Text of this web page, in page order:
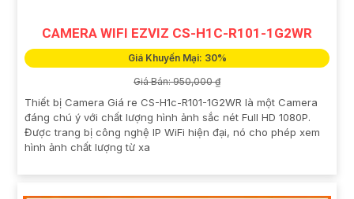
CAMERA WIFI EZVIZ CS-H1C-R101-1G2WR
Giá Khuyến Mại: 30%
Giá Bán: 950,000 ₫
Thiết bị Camera Giá re CS-H1c-R101-1G2WR là một Camera
đáng chú ý với chất lượng hình ảnh sắc nét Full HD 1080P.
Được trang bị công nghệ IP WiFi hiện đại, nó cho phép xem
hình ảnh chất lượng từ xa